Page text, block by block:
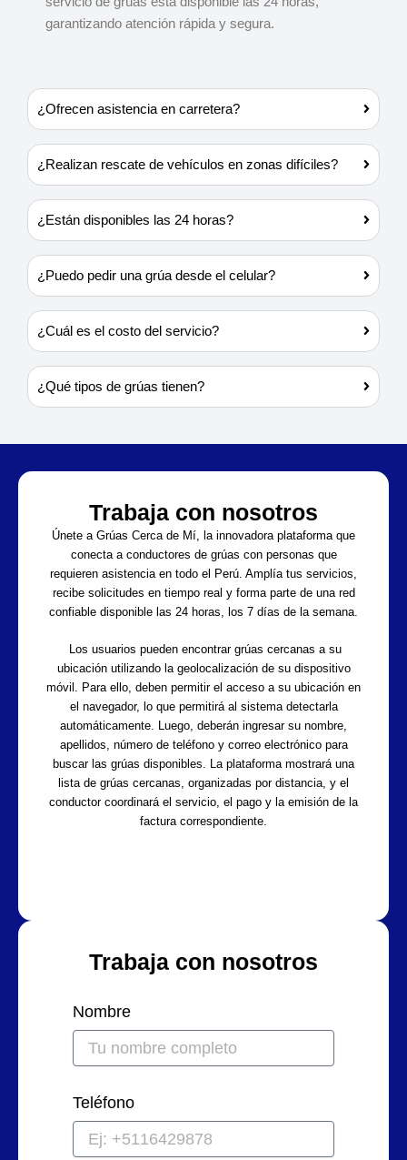
garantizando atención rápida y segura.
¿Ofrecen asistencia en carretera?
¿Realizan rescate de vehículos en zonas difíciles?
¿Están disponibles las 24 horas?
¿Puedo pedir una grúa desde el celular?
¿Cuál es el costo del servicio?
¿Qué tipos de grúas tienen?
Trabaja con nosotros
Únete a Grúas Cerca de Mí, la innovadora plataforma que
conecta a conductores de grúas con personas que
requieren asistencia en todo el Perú. Amplía tus servicios,
recibe solicitudes en tiempo real y forma parte de una red
confiable disponible las 24 horas, los 7 días de la semana.
Los usuarios pueden encontrar grúas cercanas a su
ubicación utilizando la geolocalización de su dispositivo
móvil. Para ello, deben permitir el acceso a su ubicación en
el navegador, lo que permitirá al sistema detectarla
automáticamente. Luego, deberán ingresar su nombre,
apellidos, número de teléfono y correo electrónico para
buscar las grúas disponibles. La plataforma mostrará una
lista de grúas cercanas, organizadas por distancia, y el
conductor coordinará el servicio, el pago y la emisión de la
factura correspondiente.
Trabaja con nosotros
Nombre
Teléfono